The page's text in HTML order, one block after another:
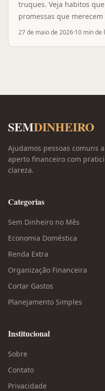
truques. Veja habitos
promessas que
27 de maio de 2026·10 minde
SEMDINHEIRO
Ajudamos pessoas comuns
aperto financeiro com
clareza.
Categorias
Sem Dinheiro no Mês
Economia Doméstica
Renda Extra
Organização Financeira
Cortar Gastos
Planejamento Simples
Institucional
Sobre
Contato
Privacidade